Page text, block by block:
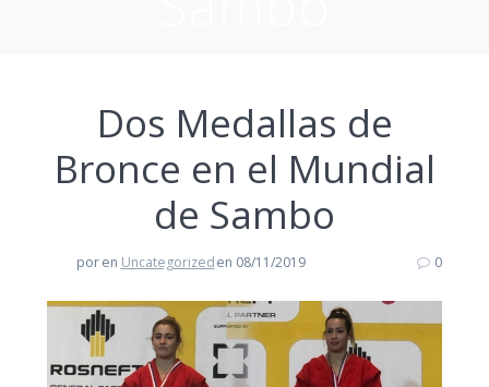
Dos Medallas de
Bronce en el Mundial
de Sambo
poren Uncategorizeden 08/11/2019 0